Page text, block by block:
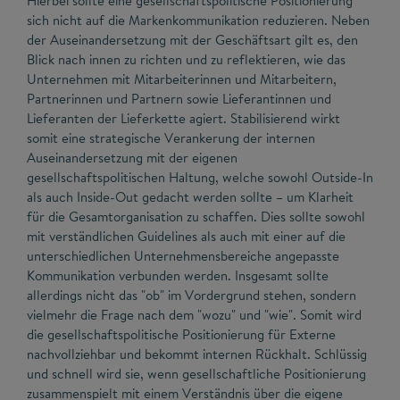
sich nicht auf die Markenkommunikation reduzieren. Neben
der Auseinandersetzung mit der Geschäftsart gilt es, den
Blick nach innen zu richten und zu reflektieren, wie das
Unternehmen mit Mitarbeiterinnen und Mitarbeitern,
Partnerinnen und Partnern sowie Lieferantinnen und
Lieferanten der Lieferkette agiert. Stabilisierend wirkt
somit eine strategische Verankerung der internen
Auseinandersetzung mit der eigenen
gesellschaftspolitischen Haltung, welche sowohl Outside-In
als auch Inside-Out gedacht werden sollte – um Klarheit
für die Gesamtorganisation zu schaffen. Dies sollte sowohl
mit verständlichen Guidelines als auch mit einer auf die
unterschiedlichen Unternehmensbereiche angepasste
Kommunikation verbunden werden. Insgesamt sollte
allerdings nicht das "ob" im Vordergrund stehen, sondern
vielmehr die Frage nach dem "wozu" und "wie". Somit wird
die gesellschaftspolitische Positionierung für Externe
nachvollziehbar und bekommt internen Rückhalt. Schlüssig
und schnell wird sie, wenn gesellschaftliche Positionierung
zusammenspielt mit einem Verständnis über die eigene